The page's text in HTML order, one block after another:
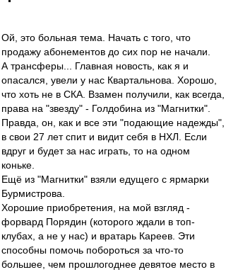
Ой, это больная тема. Начать с того, что
продажу абонементов до сих пор не начали.
А трансферы... Главная новость, как я и
опасался, увели у нас Квартальнова. Хорошо,
что хоть не в СКА. Взамен получили, как всегда,
права на "звезду" - Голдобина из "Магнитки".
Правда, он, как и все эти "подающие надежды",
в свои 27 лет спит и видит себя в НХЛ. Если
вдруг и будет за нас играть, то на одном
коньке.
Ещё из "Магнитки" взяли едущего с ярмарки
Бурмистрова.
Хорошие приобретения, на мой взгляд -
форвард Порядин (которого ждали в топ-
клубах, а не у нас) и вратарь Кареев. Эти
способны помочь побороться за что-то
большее, чем прошлогоднее девятое место в